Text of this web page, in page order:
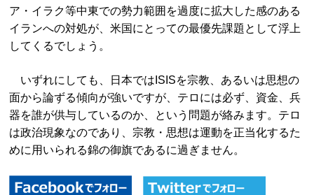
ア・イラク等中東での勢力範囲を過度に拡大した感のある
イランへの対処が、米国にとっての最優先課題として浮上
してくるでしょう。
いずれにしても、日本ではISISを宗教、あるいは思想の
面から論ずる傾向が強いですが、テロには必ず、資金、兵
器を誰が供与しているのか、という問題が絡みます。テロ
は政治現象なのであり、宗教・思想は運動を正当化するた
めに用いられる錦の御旗であるに過ぎません。